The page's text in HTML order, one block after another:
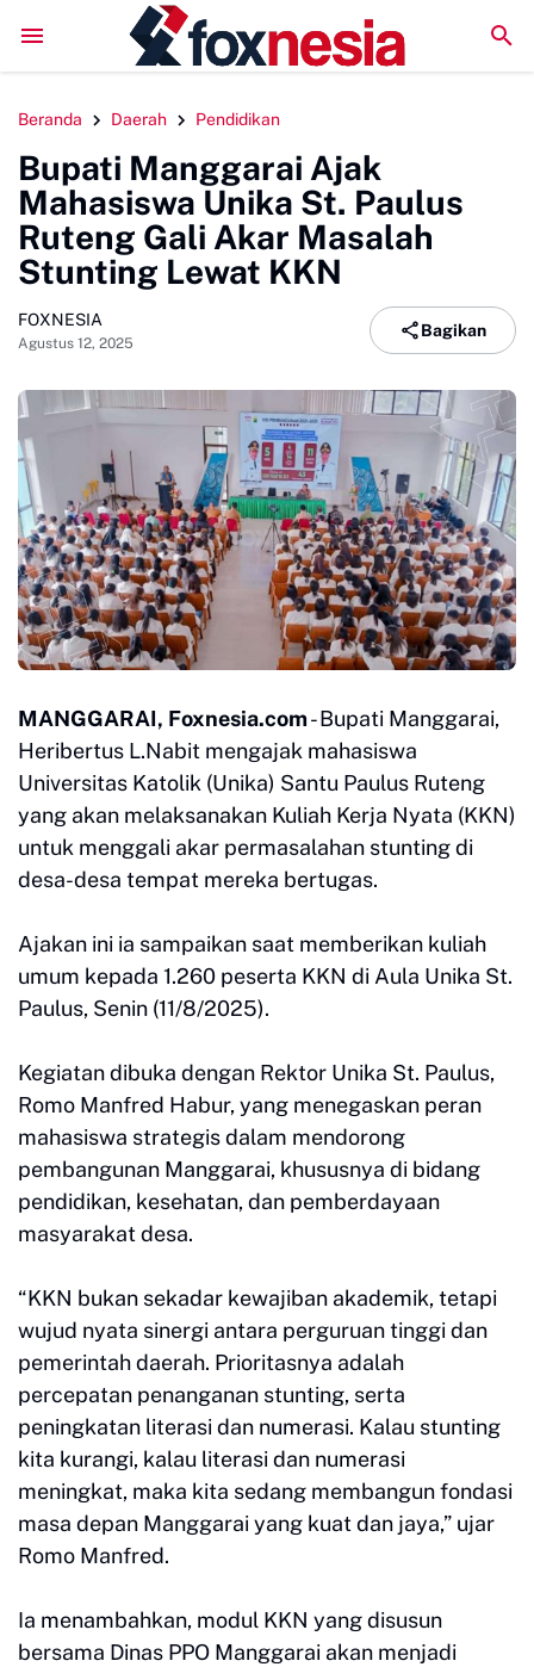
DPMPTSP Sinjai Jalani Evaluasi ZI, Sekda Harap Raih
Beranda Daerah Pendidikan
Bupati Manggarai Ajak
Mahasiswa Unika St. Paulus
Ruteng Gali Akar Masalah
Stunting Lewat KKN
FOXNESIA
Agustus 12, 2025
Bagikan
MANGGARAI, Foxnesia.com- Bupati Manggarai,
Heribertus L.Nabit mengajak mahasiswa
Universitas Katolik (Unika) Santu Paulus Ruteng
yang akan melaksanakan Kuliah Kerja Nyata (KKN)
untuk menggali akar permasalahan stunting di
desa-desa tempat mereka bertugas.
Ajakan ini ia sampaikan saat memberikan kuliah
umum kepada 1.260 peserta KKN di Aula Unika St.
Paulus, Senin (11/8/2025).
Kegiatan dibuka dengan Rektor Unika St. Paulus,
Romo Manfred Habur, yang menegaskan peran
mahasiswa strategis dalam mendorong
pembangunan Manggarai, khususnya di bidang
pendidikan, kesehatan, dan pemberdayaan
masyarakat desa.
“KKN bukan sekadar kewajiban akademik, tetapi
wujud nyata sinergi antara perguruan tinggi dan
pemerintah daerah. Prioritasnya adalah
percepatan penanganan stunting, serta
peningkatan literasi dan numerasi. Kalau stunting
kita kurangi, kalau literasi dan numerasi
meningkat, maka kita sedang membangun fondasi
masa depan Manggarai yang kuat dan jaya,” ujar
Romo Manfred.
Ia menambahkan, modul KKN yang disusun
bersama Dinas PPO Manggarai akan menjadi